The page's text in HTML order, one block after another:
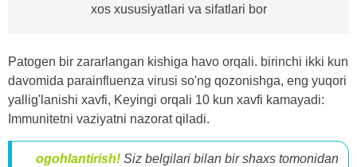
xos xususiyatlari va sifatlari bor
Patogen bir zararlangan kishiga havo orqali. birinchi ikki kun
davomida parainfluenza virusi so'ng qozonishga, eng yuqori
yallig'lanishi xavfi, Keyingi orqali 10 kun xavfi kamayadi:
Immunitetni vaziyatni nazorat qiladi.
ogohlantirish! Siz belgilari bilan bir shaxs tomonidan